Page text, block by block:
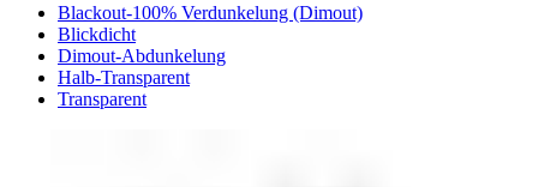
Blackout-100% Verdunkelung (Dimout)
Blickdicht
Dimout-Abdunkelung
Halb-Transparent
Transparent